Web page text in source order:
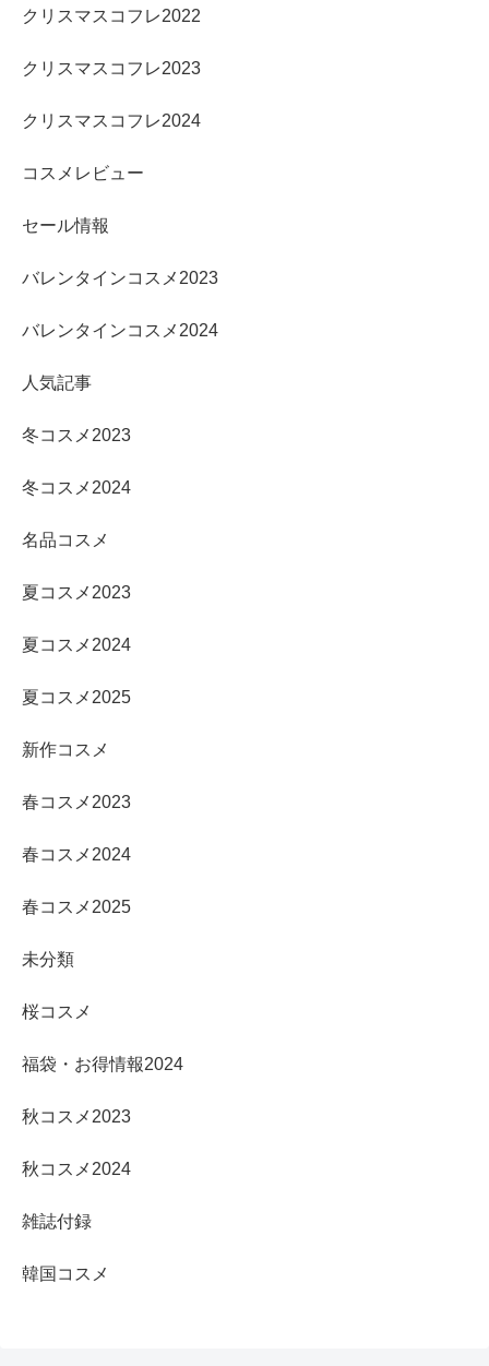
クリスマスコフレ2022
クリスマスコフレ2023
クリスマスコフレ2024
コスメレビュー
セール情報
バレンタインコスメ2023
バレンタインコスメ2024
人気記事
冬コスメ2023
冬コスメ2024
名品コスメ
夏コスメ2023
夏コスメ2024
夏コスメ2025
新作コスメ
春コスメ2023
春コスメ2024
春コスメ2025
未分類
桜コスメ
福袋・お得情報2024
秋コスメ2023
秋コスメ2024
雑誌付録
韓国コスメ